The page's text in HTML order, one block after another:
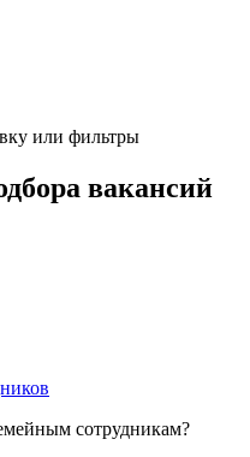
или фильтры
вакансий
сотрудникам?